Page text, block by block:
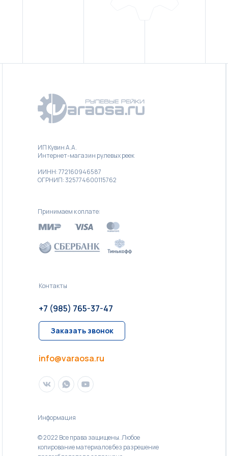
Принимаем к оплате:
Контакты
ИП Кувин А.А.
Интернет-магазин рулевых реек
ИИНН: 772160946587
ОГРНИП: 325774600115762
© 2022 Все права защищены. Любое
копирование материалов без разрешение
Информация
info@varaosa.ru
+7 (985) 765-37-47
Заказать звонок